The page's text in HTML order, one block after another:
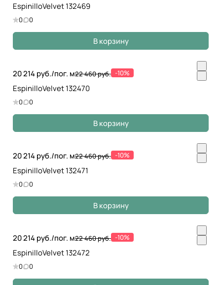
EspinilloVelvet 132469
0 0
В корзину
20 214 руб./пог. м22 460 руб. -10%
EspinilloVelvet 132470
0 0
В корзину
20 214 руб./пог. м22 460 руб. -10%
EspinilloVelvet 132471
0 0
В корзину
20 214 руб./пог. м22 460 руб. -10%
EspinilloVelvet 132472
0 0